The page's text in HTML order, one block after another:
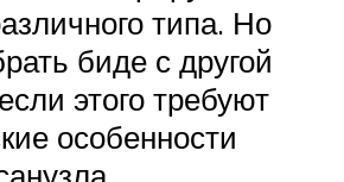
типа. Но
биде с другой
этого требуют
особенности